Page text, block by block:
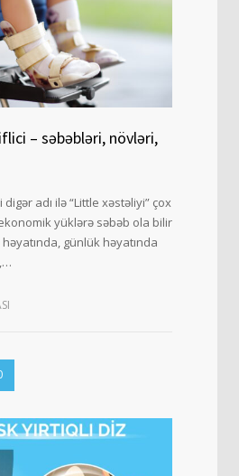
– səbəbləri, növləri,
adı ilə “Little xəstəliyi” çox
yüklərə səbəb ola bilir
günlük həyatında